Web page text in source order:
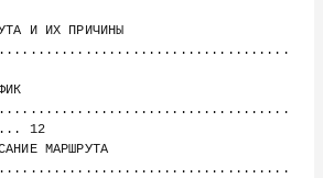
И ИХ ПРИЧИНЫ
12
МАРШРУТА